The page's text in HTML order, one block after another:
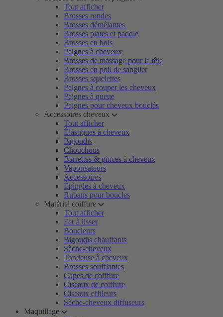
Tout afficher
Brosses rondes
Brosses démêlantes
Brosses plates et paddle
Brosses en bois
Peignes à cheveux
Brosses de massage pour la tête
Brosses en poil de sanglier
Brosses squelettes
Peignes à couper les cheveux
Peignes à queue
Peignes pour cheveux bouclés
Accessoires cheveux
Tout afficher
Élastiques à cheveux
Bigoudis
Chouchous
Barrettes & pinces à cheveux
Vaporisateurs
Accessoires
Épingles à cheveux
Rubans pour boucles
Matériel coiffure
Tout afficher
Fer à lisser
Boucleurs
Bigoudis chauffants
Sèche-cheveux
Tondeuse à cheveux
Brosses soufflantes
Capes de coiffure
Ciseaux de coiffure
Ciseaux effileurs
Sèche-cheveux diffuseurs
Maquillage